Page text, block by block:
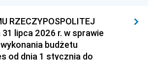
RZECZYPOSPOLITEJ
31 lipca 2026 r. w sprawie
budżetu
od dnia 1 stycznia do